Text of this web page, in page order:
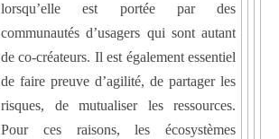
lorsqu’elle est portée par des
communautés d’usagers qui sont autant
de co-créateurs. Il est également essentiel
de faire preuve d’agilité, de partager les
risques, de mutualiser les ressources.
Pour ces raisons, les écosystèmes